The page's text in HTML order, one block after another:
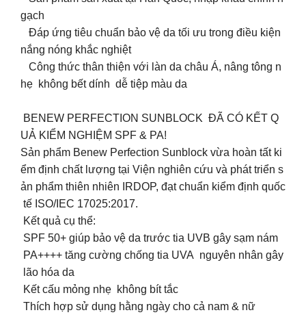
gạch
Đáp ứng tiêu chuẩn bảo vệ da tối ưu trong điều kiện
nắng nóng khắc nghiệt
Công thức thân thiện với làn da châu Á, nâng tông n
hẹ không bết dính dễ tiệp màu da
️ BENEW PERFECTION SUNBLOCK ĐÃ CÓ KẾT Q
UẢ KIỂM NGHIỆM SPF & PA!
Sản phẩm Benew Perfection Sunblock vừa hoàn tất ki
ểm định chất lượng tại Viện nghiên cứu và phát triển s
ản phẩm thiên nhiên IRDOP, đạt chuẩn kiểm định quốc
tế ISO/IEC 17025:2017.
Kết quả cụ thể:
SPF 50+ giúp bảo vệ da trước tia UVB gây sạm nám
PA++++ tăng cường chống tia UVA nguyên nhân gây
lão hóa da
Kết cấu mỏng nhẹ không bít tắc
Thích hợp sử dụng hằng ngày cho cả nam & nữ